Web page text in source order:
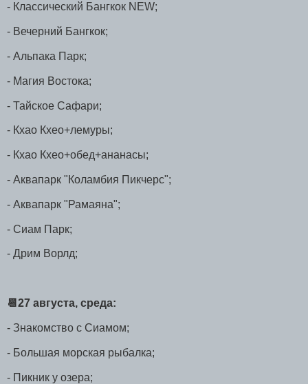
- Классический Бангкок NEW;
- Вечерний Бангкок;
- Альпака Парк;
- Магия Востока;
- Тайское Сафари;
- Кхао Кхео+лемуры;
- Кхао Кхео+обед+ананасы;
- Аквапарк "Коламбия Пикчерс";
- Аквапарк "Рамаяна";
- Сиам Парк;
- Дрим Ворлд;
📆27 августа, среда:
- Знакомство с Сиамом;
- Большая морская рыбалка;
- Пикник у озера;